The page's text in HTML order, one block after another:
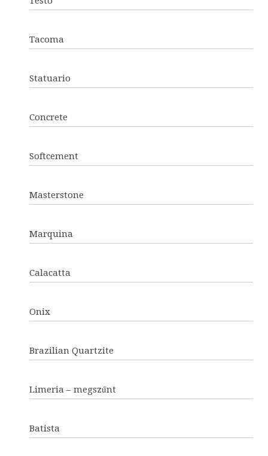
Tacoma
Statuario
Concrete
Softcement
Masterstone
Marquina
Calacatta
Onix
Brazilian Quartzite
Limeria – megszűnt
Batista